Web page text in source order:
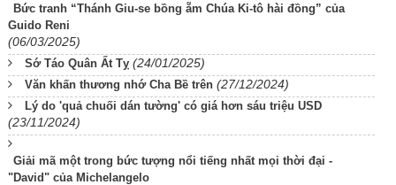
Bức tranh “Thánh Giu-se bồng ẵm Chúa Ki-tô hài đồng” của
Guido Reni
(06/03/2025)
Sớ Táo Quân Ất Tỵ (24/01/2025)
Văn khấn thương nhớ Cha Bề trên (27/12/2024)
Lý do 'quả chuối dán tường' có giá hơn sáu triệu USD
(23/11/2024)
Giải mã một trong bức tượng nổi tiếng nhất mọi thời đại -
"David" của Michelangelo